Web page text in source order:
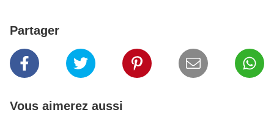
Partager
Vous aimerez aussi